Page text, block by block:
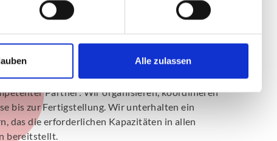
Alle zulassen
für das
Partner: Wir organisieren, koordinieren
bis zur Fertigstellung. Wir unterhalten ein
das die erforderlichen Kapazitäten in allen
bereitstellt.